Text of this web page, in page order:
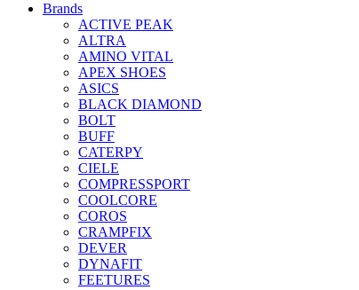
Brands
ACTIVE PEAK
ALTRA
AMINO VITAL
APEX SHOES
ASICS
BLACK DIAMOND
BOLT
BUFF
CATERPY
CIELE
COMPRESSPORT
COOLCORE
COROS
CRAMPFIX
DEVER
DYNAFIT
FEETURES